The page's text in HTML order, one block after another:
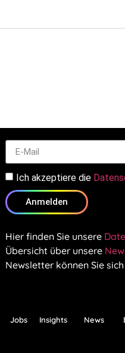
Ich akzeptiere die
Anmelden
Hier finden Sie unsere
Übersicht über unsere
Newsletter können Sie
Jobs Insights News